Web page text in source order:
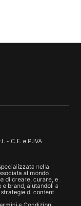
- C.F. e P.IVA
nella
al mondo
di creare, curare, e
brand, aiutandoli a
di content